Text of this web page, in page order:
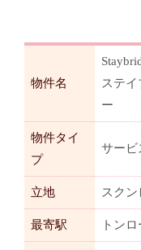
物件名
ステ
ー
物件タイ
プ
サービ
立地 スクン
最寄駅 トン